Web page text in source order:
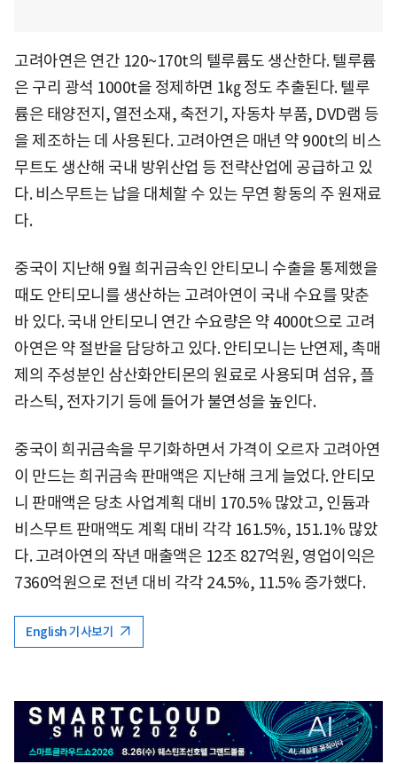
고려아연은 연간 120~170t의 텔루륨도 생산한다. 텔루륨
은 구리 광석 1000t을 정제하면 1㎏ 정도 추출된다. 텔루
륨은 태양전지, 열전소재, 축전기, 자동차 부품, DVD램 등
을 제조하는 데 사용된다. 고려아연은 매년 약 900t의 비스
무트도 생산해 국내 방위산업 등 전략산업에 공급하고 있
다. 비스무트는 납을 대체할 수 있는 무연 황동의 주 원재료
다.
중국이 지난해 9월 희귀금속인 안티모니 수출을 통제했을
때도 안티모니를 생산하는 고려아연이 국내 수요를 맞춘
바 있다. 국내 안티모니 연간 수요량은 약 4000t으로 고려
아연은 약 절반을 담당하고 있다. 안티모니는 난연제, 촉매
제의 주성분인 삼산화안티몬의 원료로 사용되며 섬유, 플
라스틱, 전자기기 등에 들어가 불연성을 높인다.
중국이 희귀금속을 무기화하면서 가격이 오르자 고려아연
이 만드는 희귀금속 판매액은 지난해 크게 늘었다. 안티모
니 판매액은 당초 사업계획 대비 170.5% 많았고, 인듐과
비스무트 판매액도 계획 대비 각각 161.5%, 151.1% 많았
다. 고려아연의 작년 매출액은 12조 827억원, 영업이익은
7360억원으로 전년 대비 각각 24.5%, 11.5% 증가했다.
English 기사보기